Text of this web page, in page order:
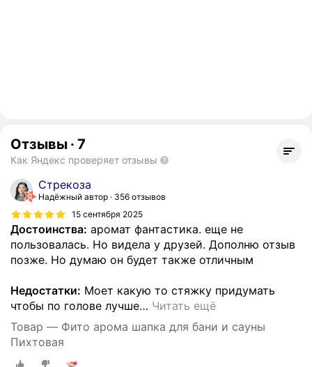
Отзывы · 7
Как Яндекс проверяет отзывы
Стрекоза
Надёжный автор
356 отзывов
15 сентября 2025
Достоинства: аромат фантастика. еще не
пользовалась. Но видела у друзей. Дополню отзыв
позже. Но думаю он будет также отличным
Недостатки: Моет какую то стяжку придумать
чтобы по голове лучше… Читать ещё
Товар — Фито арома шапка для бани и сауны
Пихтовая